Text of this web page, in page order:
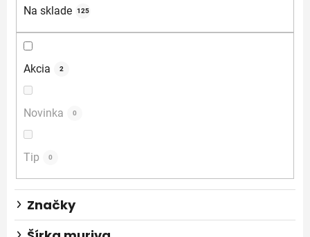
p
v
Na sklade 125
Akcia 2
Novinka 0
Tip 0
Značky